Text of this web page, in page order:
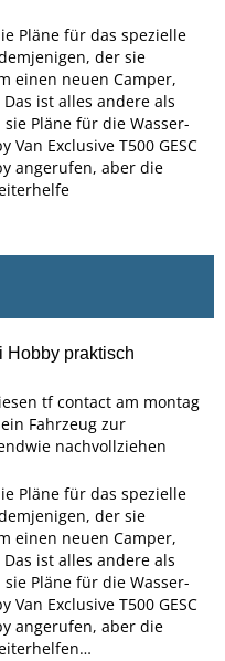
Pläne für das spezielle
der sie
einen neuen Camper,
ist alles andere als
Pläne für die Wasser-
Exclusive T500 GESC
angerufen, aber die
Hobby praktisch
tf contact am montag
Fahrzeug zur
nachvollziehen
Pläne für das spezielle
der sie
einen neuen Camper,
ist alles andere als
Pläne für die Wasser-
Exclusive T500 GESC
angerufen, aber die